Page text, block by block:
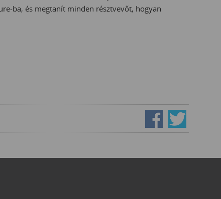
ba, és megtanít minden résztvevőt, hogyan